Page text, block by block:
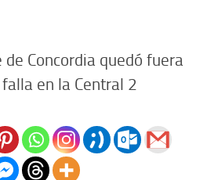
Concordia quedó fuera
en la Central 2